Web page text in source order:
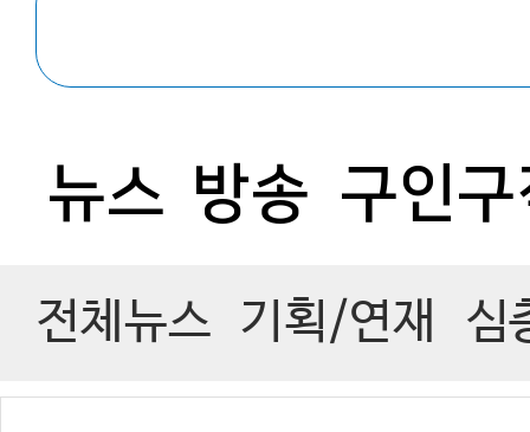
뉴스 방송 구인
전체뉴스 기획/연재 심